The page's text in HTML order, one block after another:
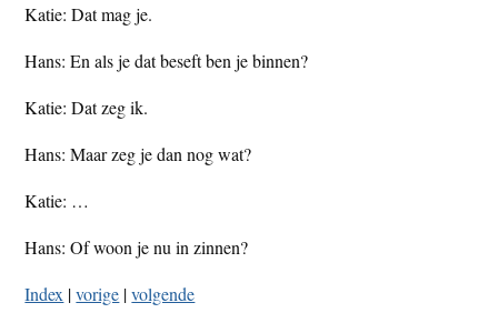
Katie: Dat mag je.
Hans: En als je dat beseft ben je binnen?
Katie: Dat zeg ik.
Hans: Maar zeg je dan nog wat?
Katie: …
Hans: Of woon je nu in zinnen?
Index |vorige |volgende